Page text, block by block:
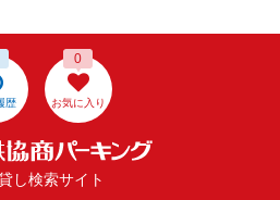
歴 お気に入り
0
し検索サイト